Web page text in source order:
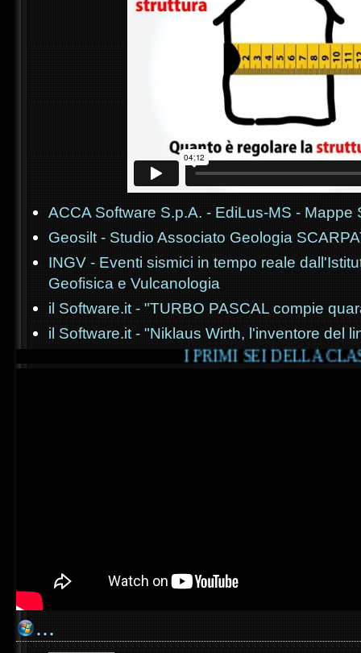
ACCA Software S.p.A. - EdiLus-MS - Mappe
Geosilt - Studio Associato Geologia
INGV - Eventi sismici in tempo reale
Geofisica e Vulcanologia
il Software.it - "TURBO PASCAL compie
il Software.it - "Niklaus Wirth, l'inventore del
I PRIMI SEI DELLA
...